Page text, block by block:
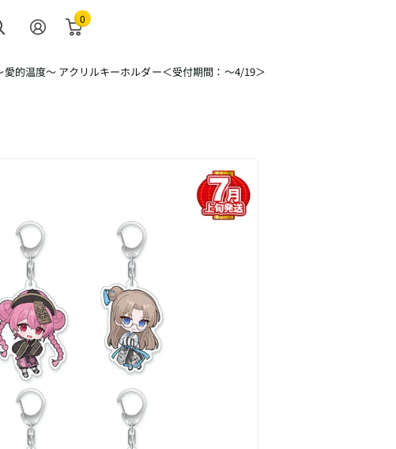
0
愛的温度〜 アクリルキーホルダー＜受付期間：～4/19＞